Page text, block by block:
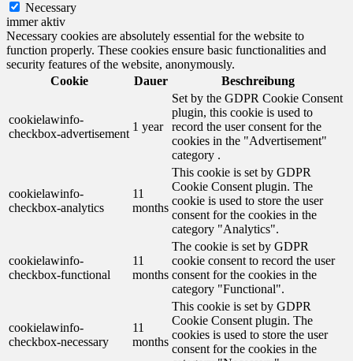
Necessary
immer aktiv
Necessary cookies are absolutely essential for the website to
function properly. These cookies ensure basic functionalities and
security features of the website, anonymously.
Cookie
Dauer Beschreibung
cookielawinfo-
checkbox-advertisement
1 year
Set by the GDPR Cookie Consent
plugin, this cookie is used to
record the user consent for the
cookies in the "Advertisement"
category .
cookielawinfo-
checkbox-analytics
11
months
This cookie is set by GDPR
Cookie Consent plugin. The
cookie is used to store the user
consent for the cookies in the
category "Analytics".
cookielawinfo-
checkbox-functional
11
months
The cookie is set by GDPR
cookie consent to record the user
consent for the cookies in the
category "Functional".
cookielawinfo-
checkbox-necessary
11
months
This cookie is set by GDPR
Cookie Consent plugin. The
cookies is used to store the user
consent for the cookies in the